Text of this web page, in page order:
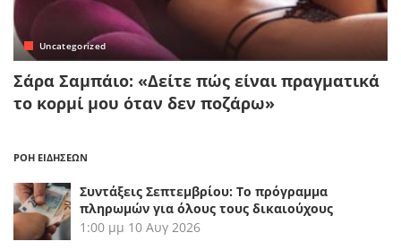
Uncategorized
Σάρα Σαμπάιο: «Δείτε πώς είναι πραγματικά
το κορμί μου όταν δεν ποζάρω»
ΡΟΗ ΕΙΔΗΣΕΩΝ
Συντάξεις Σεπτεμβρίου: Το πρόγραμμα
πληρωμών για όλους τους δικαιούχους
1:00 μμ 10 Αυγ 2026